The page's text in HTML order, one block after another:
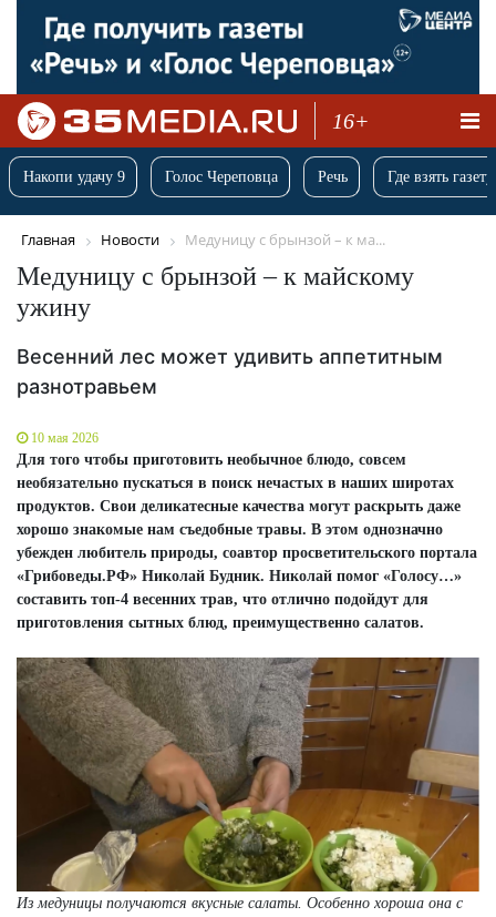
16+
Накопи удачу 9 Голос Череповца Речь Где взять
Главная Новости Медуницу с брынзой – к ма...
Медуницу с брынзой – к майскому
ужину
Весенний лес может удивить аппетитным
разнотравьем
10 мая 2026
Для того чтобы приготовить необычное блюдо, совсем
необязательно пускаться в поиск нечастых в наших широтах
продуктов. Свои деликатесные качества могут раскрыть даже
хорошо знакомые нам съедобные травы. В этом однозначно
убежден любитель природы, соавтор просветительского портала
«Грибоведы.РФ» Николай Будник. Николай помог «Голосу…»
составить топ-4 весенних трав, что отлично подойдут для
приготовления сытных блюд, преимущественно салатов.
Из медуницы получаются вкусные салаты. Особенно хороша она с